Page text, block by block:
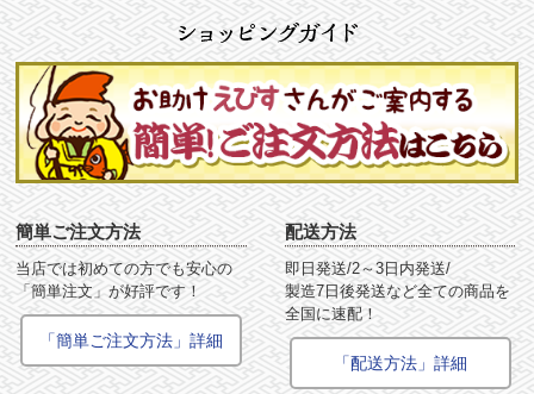
簡単ご注文方法
当店では初めての方でも安心の
「簡単注文」が好評です！
「簡単ご注文方法」詳細
配送方法
即日発送/2～3日内発送/
製造7日後発送など全ての商品を
全国に速配！
「配送方法」詳細